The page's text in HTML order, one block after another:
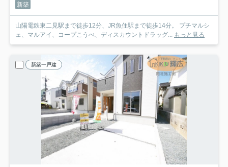
新築
山陽電鉄東二見駅まで徒歩12分、JR魚住駅まで徒歩14分。 プチマルシ
ェ、マルアイ、コープこうべ、ディスカウントドラッグ...
もっと見る
新築一戸建